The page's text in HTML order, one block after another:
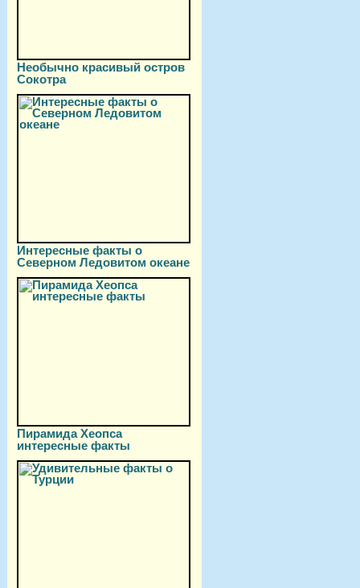
Необычно красивый остров
Сокотра
Интересные факты о
Северном Ледовитом океане
Пирамида Хеопса
интересные факты